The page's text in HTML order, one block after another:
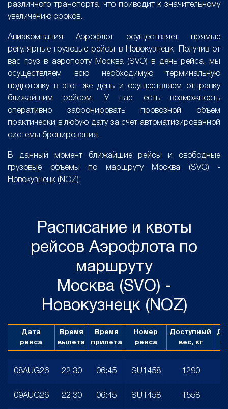
различного транспорта, что приводит к значительному
увеличению сроков.
Авиакомпания Аэрофлот осуществляет прямые
регулярные грузовые рейсы в Новокузнецк. Получив от
вас груз в аэропорту Москва (SVO) в день рейса, мы
осуществляем всю необходимую терминальную
подготовку в этот же день и осуществляем отправку
ближайшим рейсом. У нас есть возможность
оперативно забронировать провозной объем
практически в любую дату за счет автоматизированной
системы бронирования.
В данный момент ближайшие рейсы и свободные
грузовые объемы по маршруту Москва (SVO) -
Новокузнецк (NOZ):
Расписание и квоты
рейсов Аэрофлота по
маршруту
Москва (SVO) -
Новокузнецк (NOZ)
Дата
рейса
Время
вылета
Время
прилета
Номер
рейса
Доступный
вес, кг
08AUG26 22:30 06:45 SU1458 1290
09AUG26 22:30 06:45 SU1458 1558